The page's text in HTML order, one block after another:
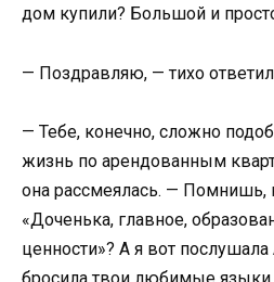
дом купили? Большой и
— Поздравляю, — тихо
— Тебе, конечно, сложно
жизнь по арендованным
она рассмеялась. — Помнишь,
«Доченька, главное,
ценности»? А я вот